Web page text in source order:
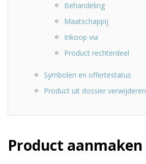
Behandeling
Maatschappij
Inkoop via
Product rechterdeel
Symbolen en offertestatus
Product uit dossier verwijderen
Product aanmaken